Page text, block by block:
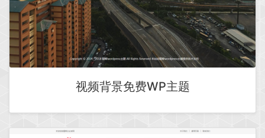
视频背景免费WP主题